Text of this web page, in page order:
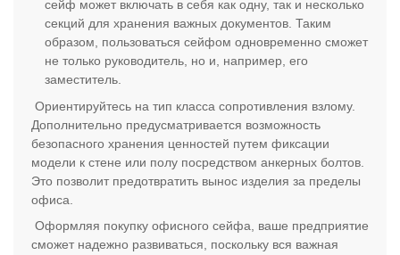
сейф может включать в себя как одну, так и несколько
секций для хранения важных документов. Таким
образом, пользоваться сейфом одновременно сможет
не только руководитель, но и, например, его
заместитель.
Ориентируйтесь на тип класса сопротивления взлому.
Дополнительно предусматривается возможность
безопасного хранения ценностей путем фиксации
модели к стене или полу посредством анкерных болтов.
Это позволит предотвратить вынос изделия за пределы
офиса.
Оформляя покупку офисного сейфа, ваше предприятие
сможет надежно развиваться, поскольку вся важная